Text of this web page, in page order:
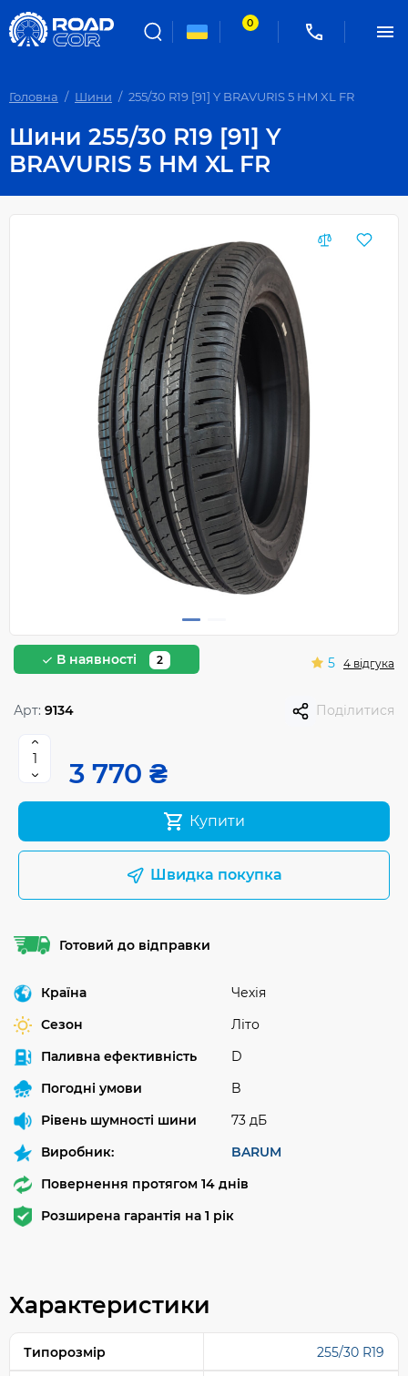
0
Головна Шини 255/30 R19 [91] Y BRAVURIS 5 HM XL FR
Шини 255/30 R19 [91] Y
BRAVURIS 5 HM XL FR
В наявності 2 5 4 відгука
Арт: 9134 Поділитися
3 770 ₴
Купити
Швидка покупка
Готовий до відправки
Країна
Чехія
Сезон
Літо
Паливна ефективність
D
Погодні умови
B
Рівень шумності шини
73 дБ
Виробник:
BARUM
Повернення протягом 14 днів
Розширена гарантія на 1 рік
Характеристики
Типорозмір 255/30 R19